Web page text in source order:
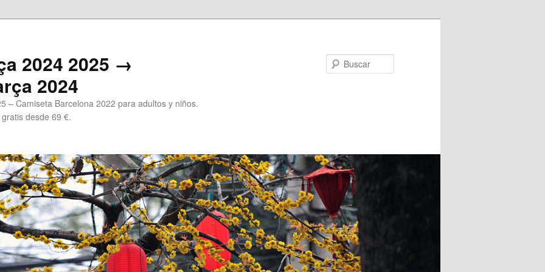
2024 2025 →
2024
– Camiseta Barcelona 2022 para adultos y niños.
desde 69 €.